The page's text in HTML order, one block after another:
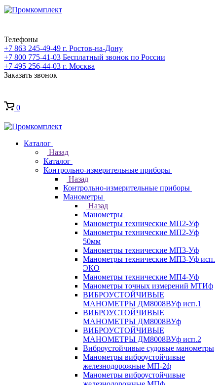
Телефоны
+7 863 245-49-49 г. Ростов-на-Дону
+7 800 775-41-03 Бесплатный звонок по России
+7 495 256-44-03 г. Москва
Заказать звонок
0
Каталог
Назад
Каталог
Контрольно-измерительные приборы
Назад
Контрольно-измерительные приборы
Манометры
Назад
Манометры
Манометры технические МП2-Уф
Манометры технические МП2-Уф
50мм
Манометры технические МП3-Уф
Манометры технические МП3-Уф исп.
ЭКО
Манометры технические МП4-Уф
Манометры точных измерений МТИф
ВИБРОУСТОЙЧИВЫЕ
МАНОМЕТРЫ ДМ8008ВУф исп.1
ВИБРОУСТОЙЧИВЫЕ
МАНОМЕТРЫ ДМ8008ВУф
ВИБРОУСТОЙЧИВЫЕ
МАНОМЕТРЫ ДМ8008ВУф исп.2
Виброустойчивые судовые манометры
Манометры виброустойчивые
железнодорожные МП-2ф
Манометры виброустойчивые